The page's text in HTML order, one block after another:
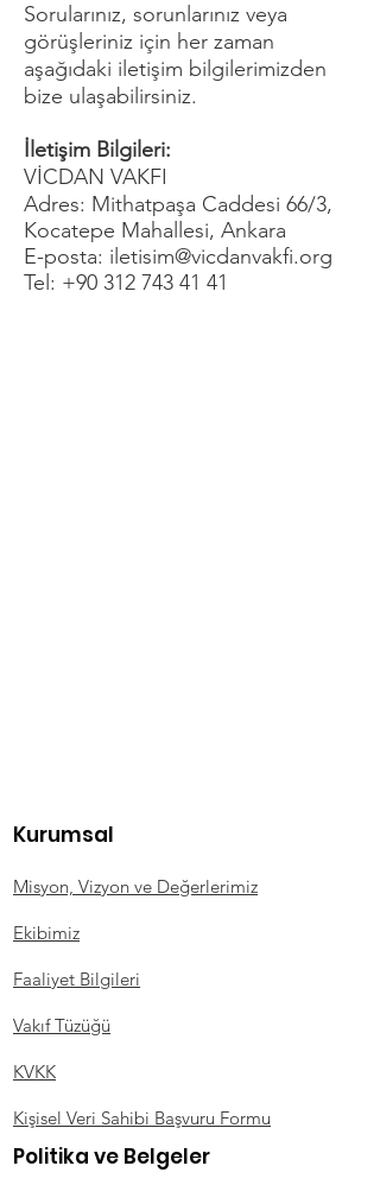
Sorularınız, sorunlarınız veya
görüşleriniz için her zaman
aşağıdaki iletişim bilgilerimizden
bize ulaşabilirsiniz.
İletişim Bilgileri:
VİCDAN VAKFI
Adres: Mithatpaşa Caddesi 66/3,
Kocatepe Mahallesi, Ankara
E-posta: iletisim@vicdanvakfi.org
Tel: +90 312 743 41 41
Kurumsal
Misyon, Vizyon ve Değerlerimiz
Ekibimiz
Faaliyet Bilgileri
Vakıf Tüzüğü
KVKK
Kişisel Veri Sahibi Başvuru Formu
Politika ve Belgeler